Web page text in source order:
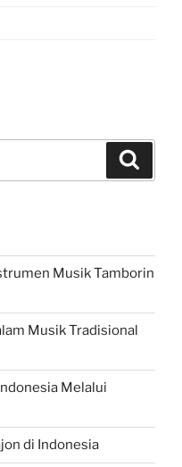
Musik Tamborin
Musik Tradisional
Melalui
di Indonesia